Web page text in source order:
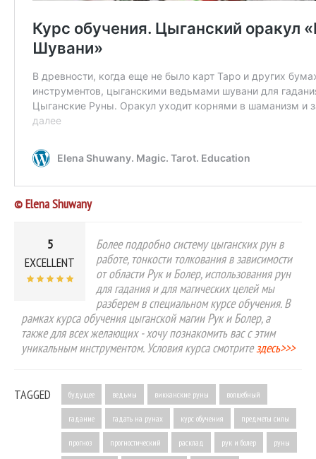
© Elena Shuwany
5
EXCELLENT
Более подробно систему цыганских рун в
работе, тонкости толкования в зависимости
от области Рук и Болер, использования рун
для гадания и для магических целей мы
разберем в специальном курсе обучения. В
рамках курса обучения цыганской магии Рук и Болер, а
также для всех желающих - хочу познакомить вас с этим
уникальным инструментом. Условия курса смотритездесь>>>
TAGGED будущее ведьмы викканские руны волшебный
гадание гадать на рунах курс обучения предметы силы
прогноз прогностический расклад рук и болер руны